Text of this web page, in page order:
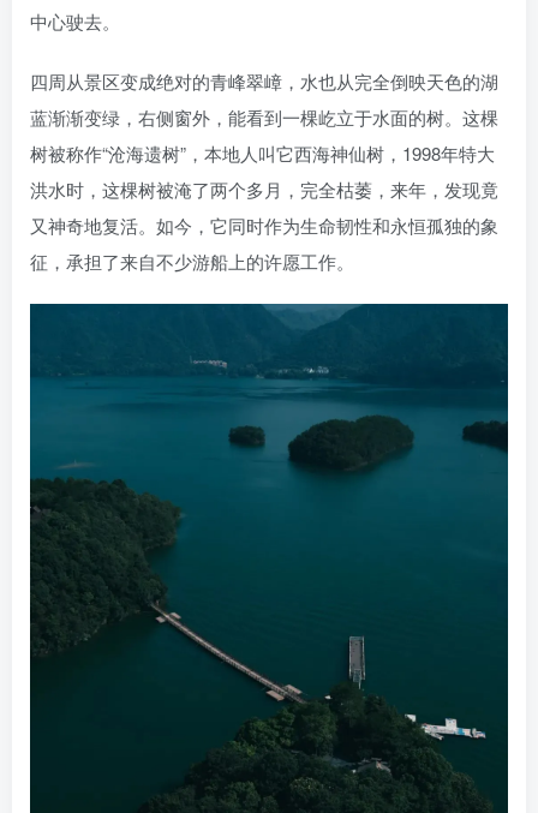
中心驶去。
四周从景区变成绝对的青峰翠嶂，水也从完全倒映天色的湖
蓝渐渐变绿，右侧窗外，能看到一棵屹立于水面的树。这棵
树被称作“沧海遗树”，本地人叫它西海神仙树，1998年特大
洪水时，这棵树被淹了两个多月，完全枯萎，来年，发现竟
又神奇地复活。如今，它同时作为生命韧性和永恒孤独的象
征，承担了来自不少游船上的许愿工作。